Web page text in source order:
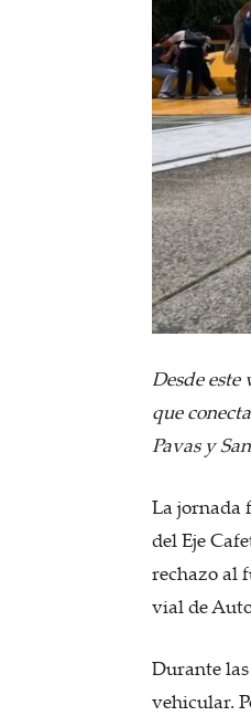
Desde
que
Pavas y
La jornada
del Eje
rechazo al
vial de
Durante
vehicular.